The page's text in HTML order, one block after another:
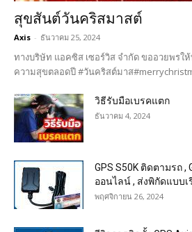
สุขสันต์วันคริสมาสต์
Axis - ธันวาคม 25, 2024
ทางบริษัท แอคซิส เซอร์วิส จำกัด ขออวยพรใ
ความสุขตลอดปี #วันคริสต์มาส
วิธีรับมือเบรคแตก
ธันวาคม 4, 2024
GPS S50K ติดตามรถ ,
ออนไลน์ , ส่งพิกัดแบบเ
พฤศจิกายน 26, 2024